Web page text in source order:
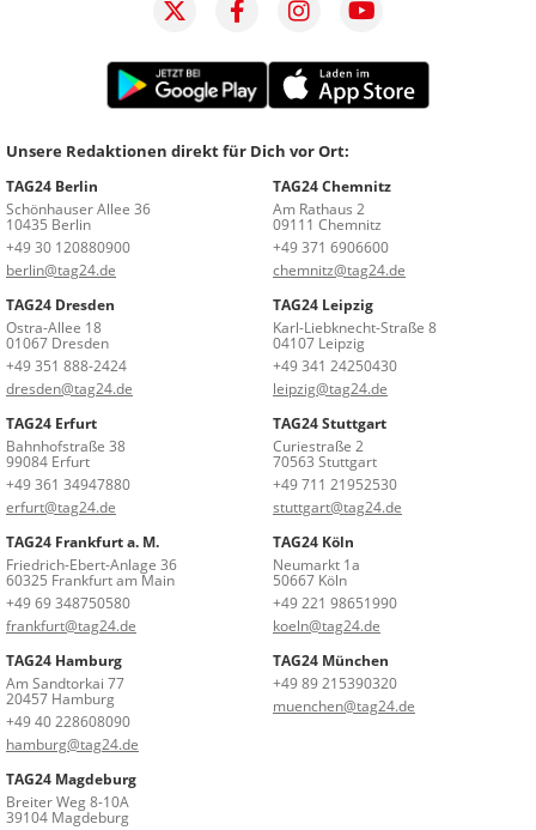
Unsere Redaktionen direkt für Dich vor Ort:
TAG24 Berlin
Schönhauser Allee 36
10435 Berlin
+49 30 120880900
berlin@tag24.de
TAG24 Chemnitz
Am Rathaus 2
09111 Chemnitz
+49 371 6906600
chemnitz@tag24.de
TAG24 Dresden
Ostra-Allee 18
01067 Dresden
+49 351 888-2424
dresden@tag24.de
TAG24 Leipzig
Karl-Liebknecht-Straße 8
04107 Leipzig
+49 341 24250430
leipzig@tag24.de
TAG24 Erfurt
Bahnhofstraße 38
99084 Erfurt
+49 361 34947880
erfurt@tag24.de
TAG24 Stuttgart
Curiestraße 2
70563 Stuttgart
+49 711 21952530
stuttgart@tag24.de
TAG24 Frankfurt a. M.
Friedrich-Ebert-Anlage 36
60325 Frankfurt am Main
+49 69 348750580
frankfurt@tag24.de
TAG24 Köln
Neumarkt 1a
50667 Köln
+49 221 98651990
koeln@tag24.de
TAG24 Hamburg
Am Sandtorkai 77
20457 Hamburg
+49 40 228608090
hamburg@tag24.de
TAG24 München
+49 89 215390320
muenchen@tag24.de
TAG24 Magdeburg
Breiter Weg 8-10A
39104 Magdeburg